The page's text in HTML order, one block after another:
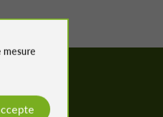
mesure